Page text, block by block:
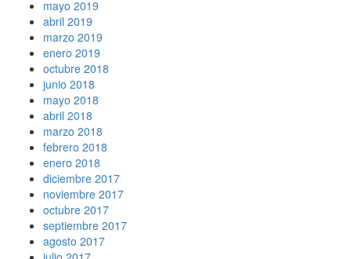
mayo 2019
abril 2019
marzo 2019
enero 2019
octubre 2018
junio 2018
mayo 2018
abril 2018
marzo 2018
febrero 2018
enero 2018
diciembre 2017
noviembre 2017
octubre 2017
septiembre 2017
agosto 2017